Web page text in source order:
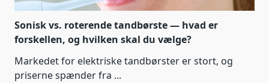
Sonisk vs. roterende tandbørste — hvad er
forskellen, og hvilken skal du vælge?
Markedet for elektriske tandbørster er stort, og
priserne spænder fra ...